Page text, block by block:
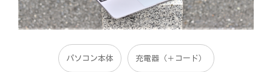
パソコン本体 充電器（＋コード）